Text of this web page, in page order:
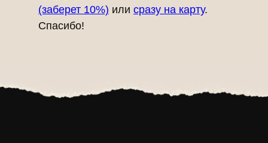
(заберет 10%) или сразу на карту.
Спасибо!